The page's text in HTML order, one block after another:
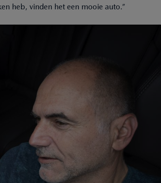
heb, vinden het een mooie auto.”